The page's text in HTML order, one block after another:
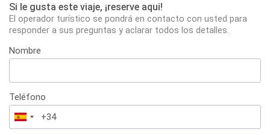
Si le gusta este viaje, ¡reserve aqui!
El operador turístico se pondrá en contacto con usted para
responder a sus preguntas y aclarar todos los detalles.
Nombre
Teléfono
España
+34